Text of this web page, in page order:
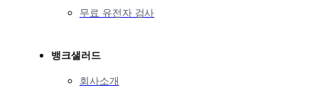
무료 유전자 검사
뱅크샐러드
회사소개